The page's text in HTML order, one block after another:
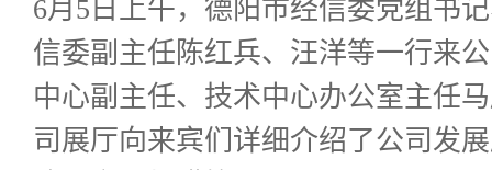
6月5日上午，德阳市经信委党组书
信委副主任陈红兵、汪洋等一行来
中心副主任、技术中心办公室主任
司展厅向来宾们详细介绍了公司发